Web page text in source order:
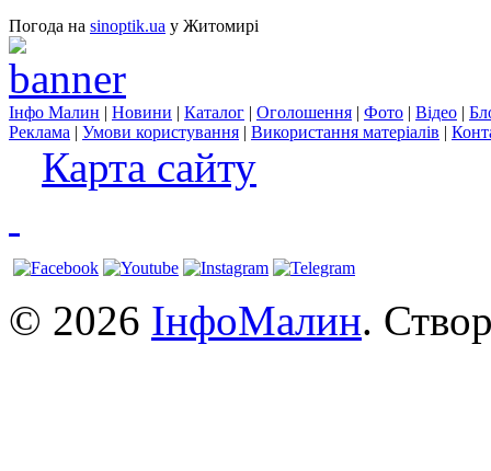
Погода на sinoptik.ua у Житомирі
Інфо Малин | Новини | Каталог | Оголошення | Фото | Відео |
Реклама | Умови користування | Використання матеріалів |
Карта сайту
© 2026 ІнфоМалин.